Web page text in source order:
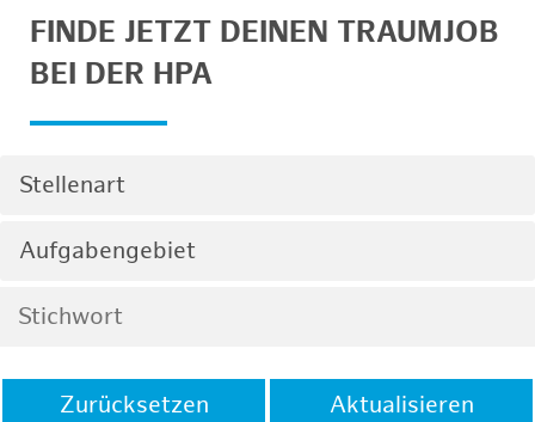
FINDE JETZT DEINEN TRAUMJOB
BEI DER HPA
Stellenart
Aufgabengebiet
Zurücksetzen Aktualisieren